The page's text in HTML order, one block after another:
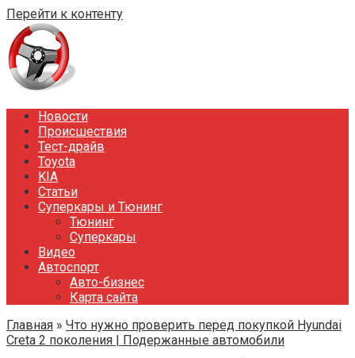
Перейти к контенту
Новости
Происшествия
Тест-драйв
Toyota
KIA
Статьи
Суперкары и Тюнинг
Тюнинг
Суперкары
Видео
Автоспорт
Авто-бизнес
Карта сайта
Главная » Что нужно проверить перед покупкой Hyundai
Creta 2 поколения | Подержанные автомобили